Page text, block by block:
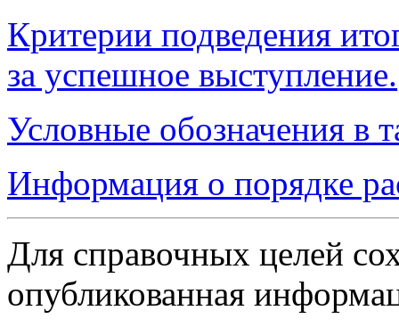
Критерии подведения
за успешное выступление.
Условные обозначения в
Информация о порядке
Для справочных целей
опубликованная